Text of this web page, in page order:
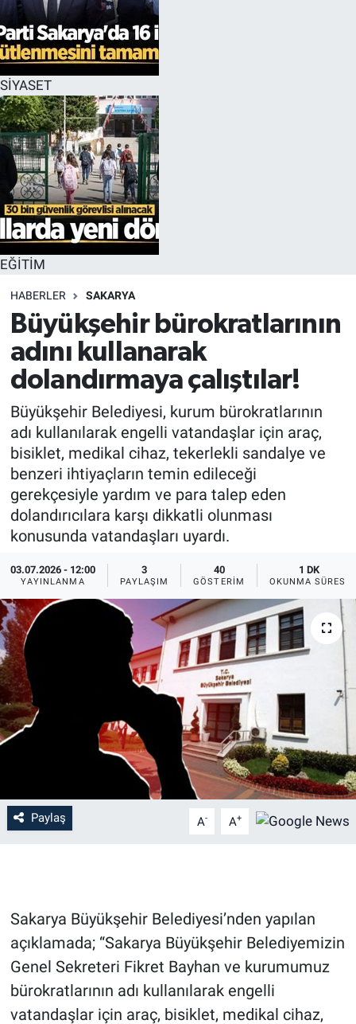
SİYASET
EĞİTİM
HABERLER SAKARYA
Büyükşehir bürokratlarının
adını kullanarak
dolandırmaya çalıştılar!
Büyükşehir Belediyesi, kurum bürokratlarının
adı kullanılarak engelli vatandaşlar için araç,
bisiklet, medikal cihaz, tekerlekli sandalye ve
benzeri ihtiyaçların temin edileceği
gerekçesiyle yardım ve para talep eden
dolandırıcılara karşı dikkatli olunması
konusunda vatandaşları uyardı.
03.07.2026 - 12:00
YAYINLANMA
3
PAYLAŞIM
40
GÖSTERIM
1 DK
OKUNMA SÜRESI
Paylaş A- A+
Sakarya Büyükşehir Belediyesi’nden yapılan
açıklamada; “Sakarya Büyükşehir Belediyemizin
Genel Sekreteri Fikret Bayhan ve kurumumuz
bürokratlarının adı kullanılarak engelli
vatandaşlar için araç, bisiklet, medikal cihaz,
EĞİTİM
ÖZEL HABER
HALK54 PANORAMA